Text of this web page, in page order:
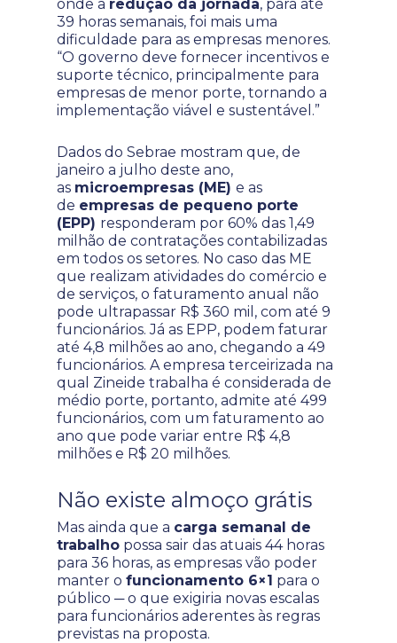
onde a redução da jornada, para até
39 horas semanais, foi mais uma
dificuldade para as empresas menores.
“O governo deve fornecer incentivos e
suporte técnico, principalmente para
empresas de menor porte, tornando a
implementação viável e sustentável.”
Dados do Sebrae mostram que, de
janeiro a julho deste ano,
as microempresas (ME) e as
de empresas de pequeno porte
(EPP) responderam por 60% das 1,49
milhão de contratações contabilizadas
em todos os setores. No caso das ME
que realizam atividades do comércio e
de serviços, o faturamento anual não
pode ultrapassar R$ 360 mil, com até 9
funcionários. Já as EPP, podem faturar
até 4,8 milhões ao ano, chegando a 49
funcionários. A empresa terceirizada na
qual Zineide trabalha é considerada de
médio porte, portanto, admite até 499
funcionários, com um faturamento ao
ano que pode variar entre R$ 4,8
milhões e R$ 20 milhões.
Não existe almoço grátis
Mas ainda que a carga semanal de
trabalho possa sair das atuais 44 horas
para 36 horas, as empresas vão poder
manter o funcionamento 6×1 para o
público ─ o que exigiria novas escalas
para funcionários aderentes às regras
previstas na proposta.